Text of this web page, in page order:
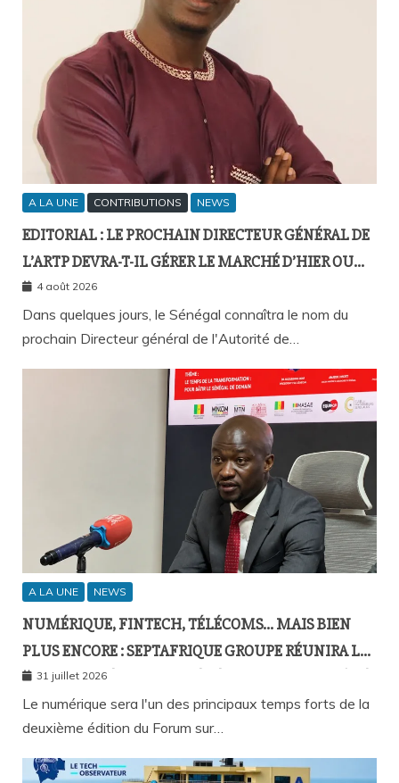
A LA UNE CONTRIBUTIONS NEWS
EDITORIAL : LE PROCHAIN DIRECTEUR GÉNÉRAL DE
L’ARTP DEVRA-T-IL GÉRER LE MARCHÉ D’HIER OU
CELUI DE DEMAIN ?
4 août 2026
Dans quelques jours, le Sénégal connaîtra le nom du
prochain Directeur général de l'Autorité de…
A LA UNE NEWS
NUMÉRIQUE, FINTECH, TÉLÉCOMS… MAIS BIEN
PLUS ENCORE : SEPTAFRIQUE GROUPE RÉUNIRA LE
GOTHA DE L’ÉCONOMIE SÉNÉGALAISE LE 10 AOÛT À
DAKAR
31 juillet 2026
Le numérique sera l'un des principaux temps forts de la
deuxième édition du Forum sur…